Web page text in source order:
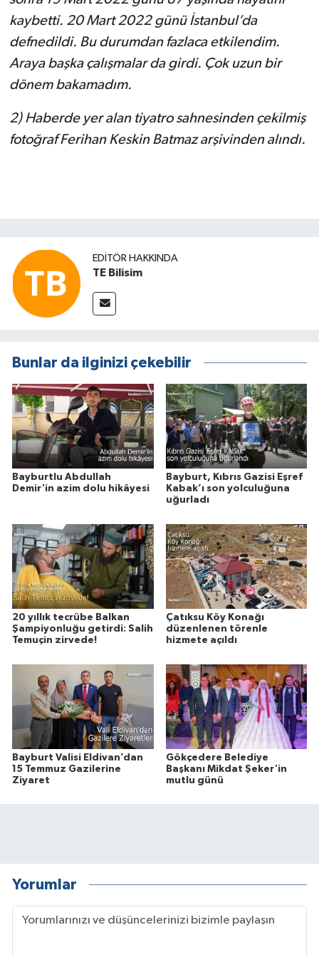
kaybetti. 20 Mart 2022 günü İstanbul’da
defnedildi. Bu durumdan fazlaca etkilendim.
Araya başka çalışmalar da girdi. Çok uzun bir
dönem bakamadım.
2) Haberde yer alan tiyatro sahnesinden çekilmiş
fotoğraf Ferihan Keskin Batmaz arşivinden alındı.
EDITÖR HAKKINDA
TE Bilisim
Bunlar da ilginizi çekebilir
Bayburtlu Abdullah
Demir'in azim dolu hikâyesi
Bayburt, Kıbrıs Gazisi Eşref
Kabak’ı son yolculuğuna
uğurladı
20 yıllık tecrübe Balkan
Şampiyonluğu getirdi: Salih
Temuçin zirvede!
Çatıksu Köy Konağı
düzenlenen törenle
hizmete açıldı
Bayburt Valisi Eldivan’dan
15 Temmuz Gazilerine
Ziyaret
Gökçedere Belediye
Başkanı Mikdat Şeker'in
mutlu günü
Yorumlar